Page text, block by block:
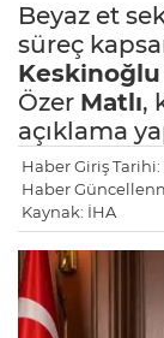
Beyaz et
süreç
Keskinoğlu
Özer Matlı,
açıklama
Haber Giriş Tarihi:
Haber
Kaynak: İHA